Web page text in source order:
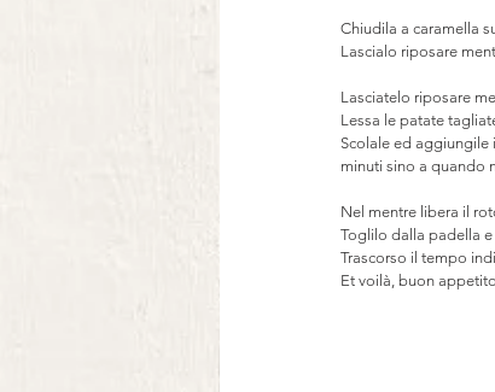
Chiudila a caramella
Lascialo riposare
Lasciatelo riposare
Lessa le patate
Scolale ed aggiungile
minuti sino a quando
Nel mentre libera il
Toglilo dalla padella e
Trascorso il tempo
Et voilà, buon